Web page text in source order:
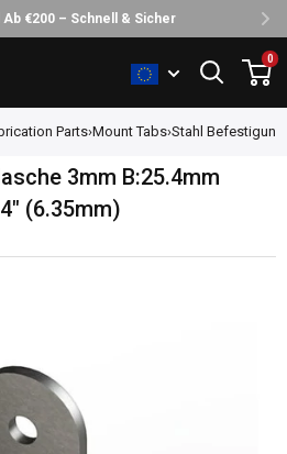
Ab €200 – Schnell & Sicher
0
Parts›Mount Tabs›Stahl
3mm B:25.4mm
(6.35mm)